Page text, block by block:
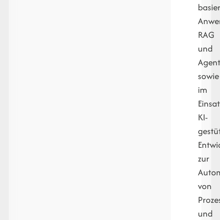
RAG
und
sowie
im
KI-
zur
von
und